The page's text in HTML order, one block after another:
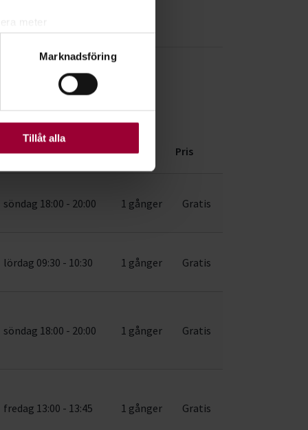
. Du kan ändra
Vissa kakor är
Marknadsföring
Tillåt alla
tid Antal Pris
söndag 18:00 - 20:00 1 gånger Gratis
lördag 09:30 - 10:30 1 gånger Gratis
söndag 18:00 - 20:00 1 gånger Gratis
fredag 13:00 - 13:45 1 gånger Gratis